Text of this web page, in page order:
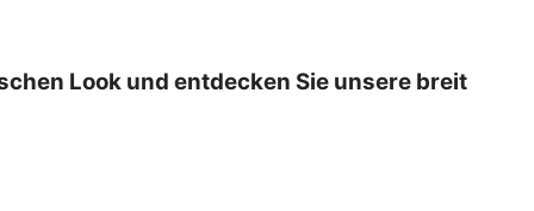
Look und entdecken Sie unsere breit